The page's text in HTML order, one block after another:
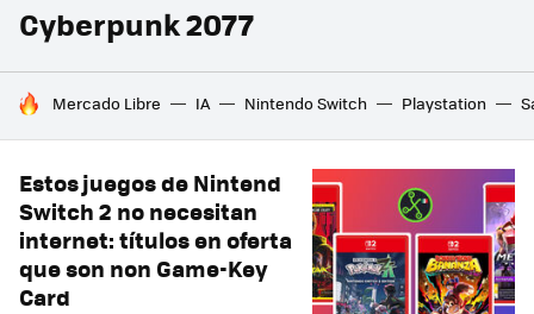
Cyberpunk 2077
HOY SE HABLA DE
Mercado Libre IA Nintendo Switch Playstation
Estos juegos de Nintend
Switch 2 no necesitan
internet: títulos en oferta
que son non Game-Key
Card